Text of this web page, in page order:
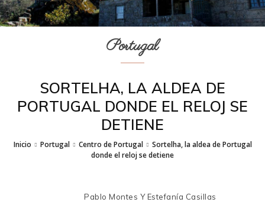
Portugal
SORTELHA, LA ALDEA DE
PORTUGAL DONDE EL RELOJ SE
DETIENE
Inicio Portugal Centro de Portugal
Sortelha, la aldea de Portugal
donde el reloj se detiene
Pablo Montes Y Estefanía Casillas